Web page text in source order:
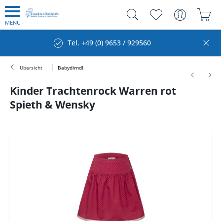
MENÜ
Tel. +49 (0) 9653 / 929560
Übersicht Babydirndl
Kinder Trachtenrock Warren rot
Spieth & Wensky